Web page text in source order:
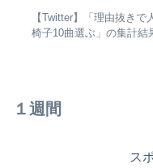
【Twitter】「理由抜きで
椅子10曲選ぶ」の集計結
１週間
ス